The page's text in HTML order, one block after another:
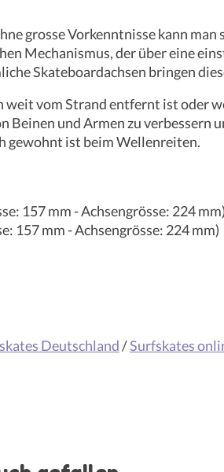
grosse Vorkenntnisse kann man
Mechanismus, der über eine
Skateboardachsen bringen
vom Strand entfernt ist oder
und Armen zu verbessern
gewohnt ist beim Wellenreiten.
157 mm - Achsengrösse: 224 mm)
157 mm - Achsengrösse: 224 mm)
Deutschland/Surfskates